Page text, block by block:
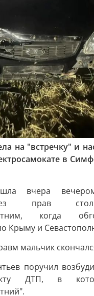
на "встречку" и
в
вчера
прав
когда
Крыму и
мальчик
поручил
ДТП, в